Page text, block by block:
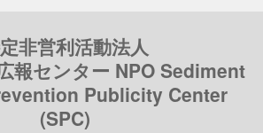
非営利活動法人
報センター NPO Sediment
Publicity Center
(SPC)